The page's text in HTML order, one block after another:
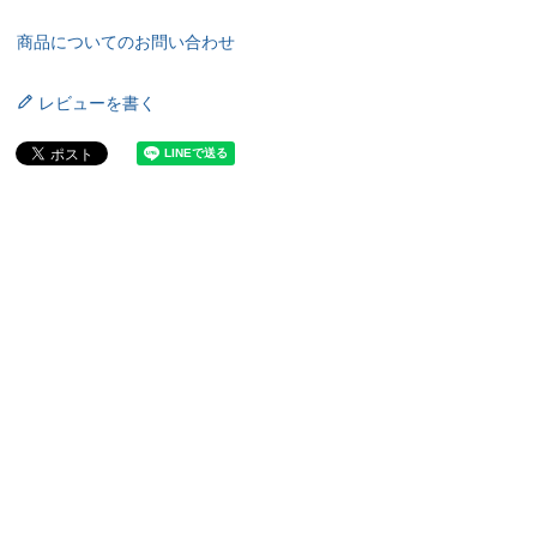
商品についてのお問い合わせ
レビューを書く